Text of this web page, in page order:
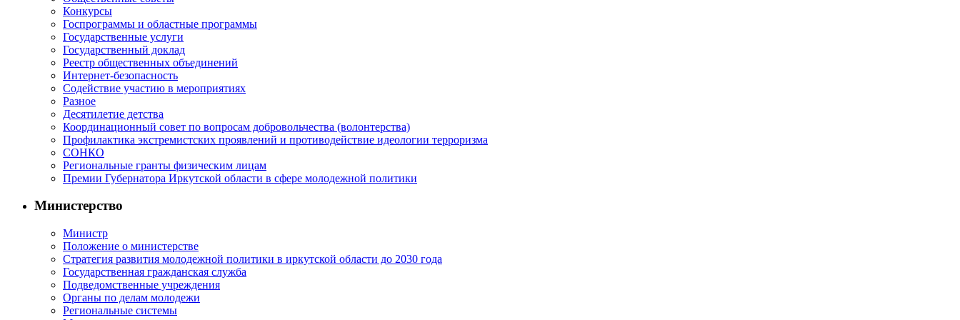
Конкурсы
Госпрограммы и областные программы
Государственные услуги
Государственный доклад
Реестр общественных объединений
Интернет-безопасность
Содействие участию в мероприятиях
Разное
Десятилетие детства
Координационный совет по вопросам добровольчества (волонтерства)
Профилактика экстремистских проявлений и противодействие идеологии терроризма
СОНКО
Региональные гранты физическим лицам
Премии Губернатора Иркутской области в сфере молодежной политики
Министерство
Министр
Положение о министерстве
Стратегия развития молодежной политики в иркутской области до 2030 года
Государственная гражданская служба
Подведомственные учреждения
Органы по делам молодежи
Региональные системы